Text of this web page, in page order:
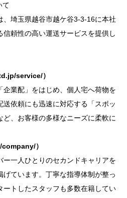
て
、埼玉県越谷市越ケ谷3-3-16に本社
頼性の高い運送サービスを提供し
service/）
企業配」をはじめ、個人宅へ荷物を
依頼にも迅速に対応する「スポッ
ど、お客様の多様なニーズに柔軟に
）
一人ひとりのセカンドキャリアを
ています。丁寧な指導体制が整っ
ートしたスタッフも多数在籍してい